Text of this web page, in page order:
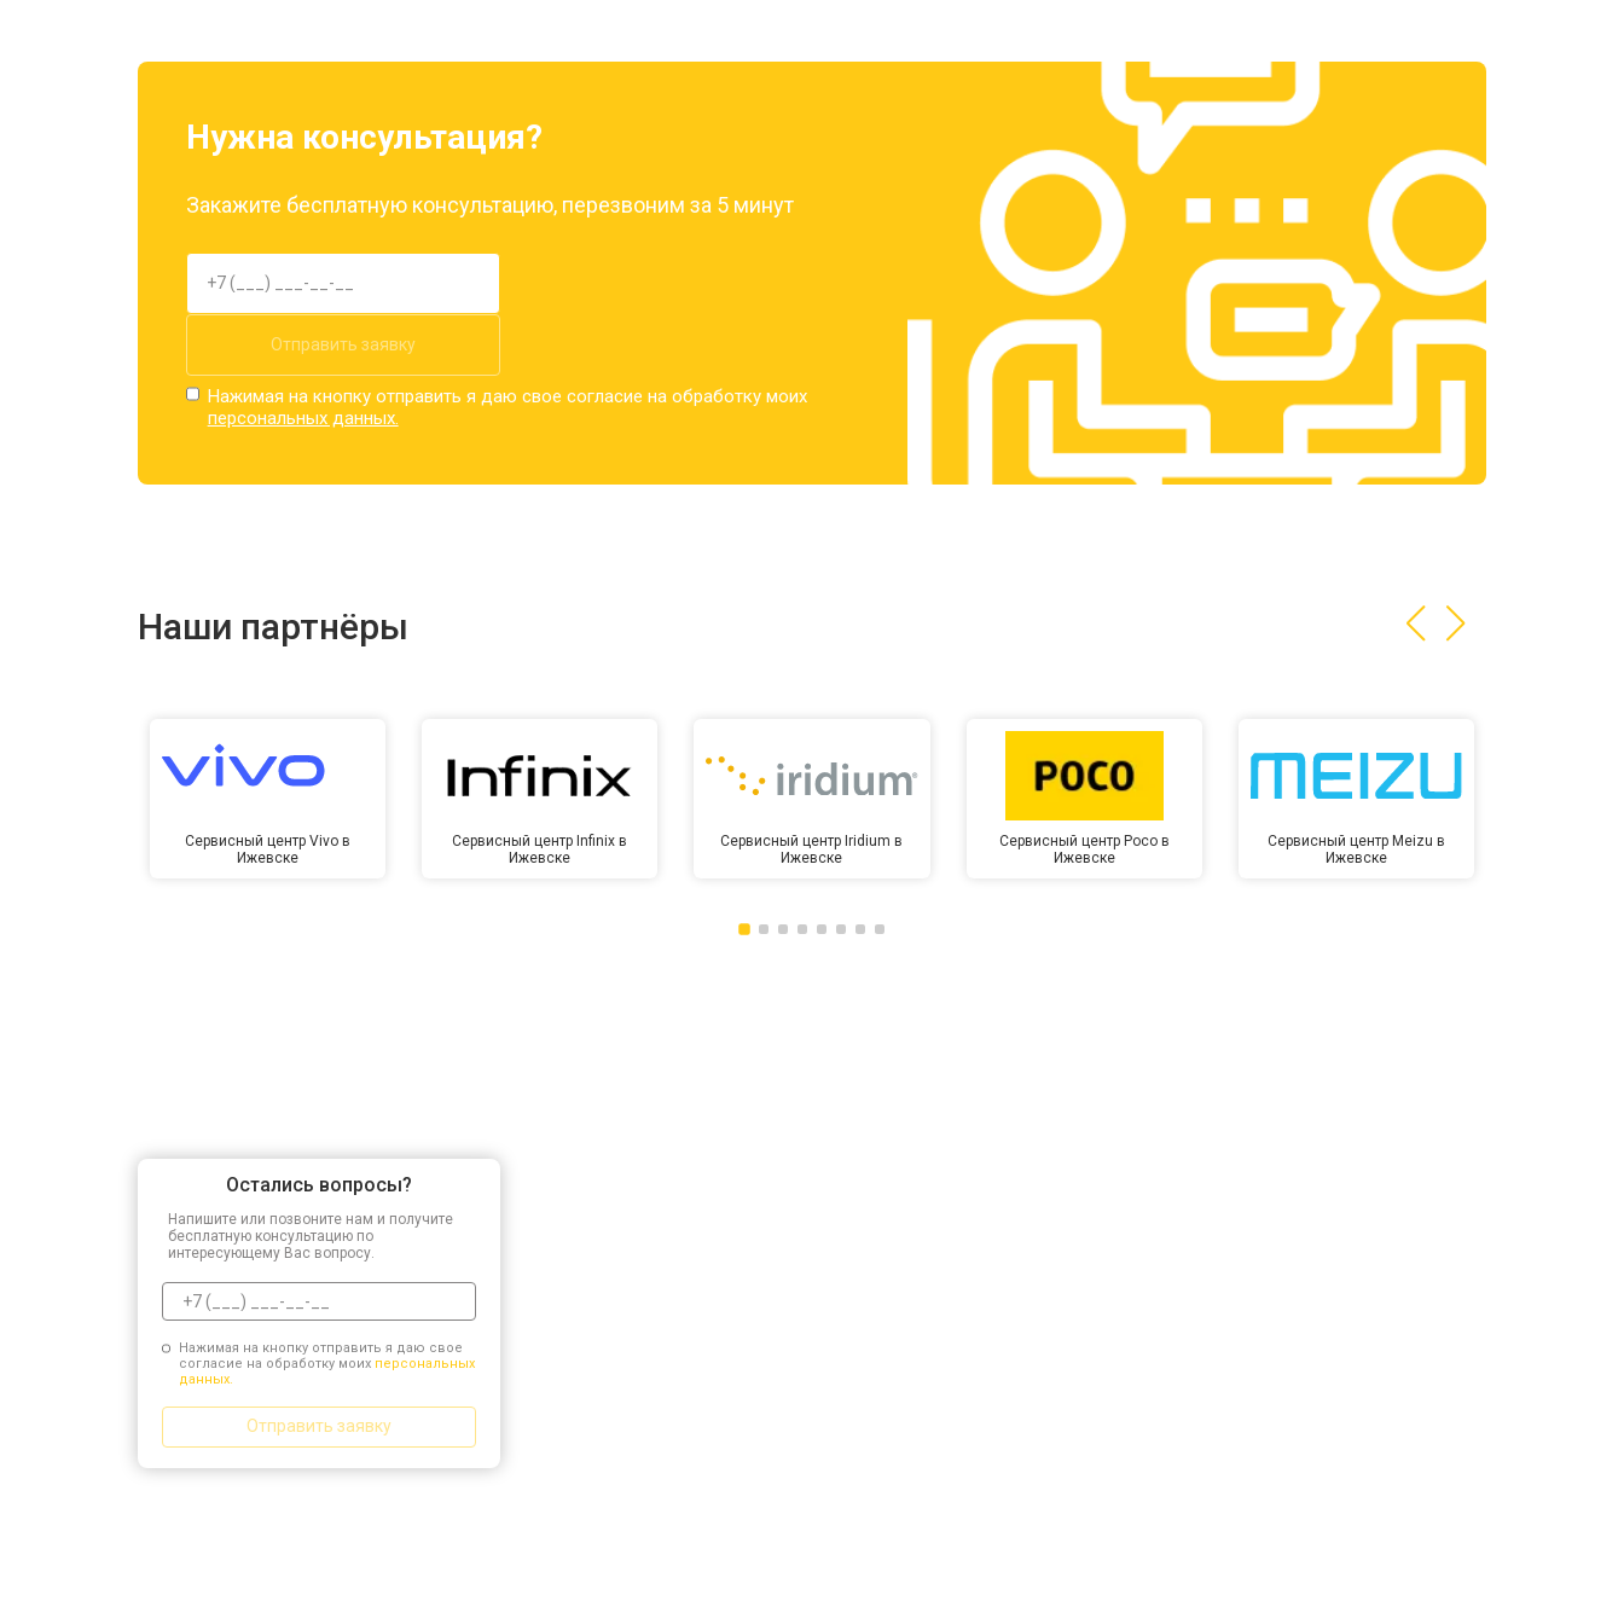
Нужна консультация?
Закажите бесплатную консультацию, перезвоним за 5 минут
Отправить заявку
Нажимая на кнопку отправить я даю свое согласие на обработку моих
персональных данных.
Наши партнёры
Сервисный центр Vivo в
Ижевске
Сервисный центр Infinix в
Ижевске
Сервисный центр Iridium в
Ижевске
Сервисный центр Poco в
Ижевске
Сервисный центр Meizu в
Ижевске
Остались вопросы?
Напишите или позвоните нам и получите
бесплатную консультацию по
интересующему Вас вопросу.
Нажимая на кнопку отправить я даю свое
согласие на обработку моих персональных
данных.
Отправить заявку